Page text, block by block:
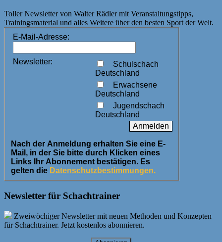
Toller Newsletter von Walter Rädler mit Veranstaltungstipps,
Trainingsmaterial und alles Weitere über den besten Sport der Welt.
E-Mail-Adresse:
Newsletter:
Schulschach
Deutschland
Erwachsene
Deutschland
Jugendschach
Deutschland
Nach der Anmeldung erhalten Sie eine E-
Mail, in der Sie bitte durch Klicken eines
Links Ihr Abonnement bestätigen. Es
gelten die Datenschutzbestimmungen.
Newsletter für Schachtrainer
Zweiwöchiger Newsletter mit neuen Methoden und Konzepten
für Schachtrainer. Jetzt kostenlos abonnieren.